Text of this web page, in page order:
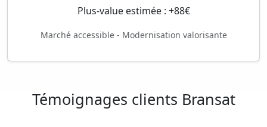
Plus-value estimée : +88€
Marché accessible - Modernisation valorisante
Témoignages clients Bransat